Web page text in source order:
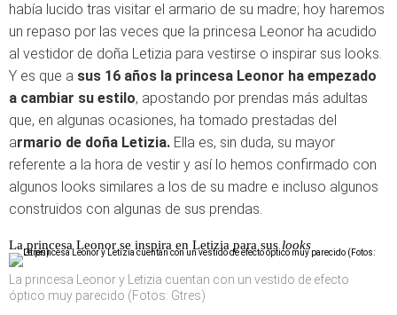
había lucido tras visitar el armario de su madre; hoy haremos
un repaso por las veces que la princesa Leonor ha acudido
al vestidor de doña Letizia para vestirse o inspirar sus looks.
Y es que a sus 16 años la princesa Leonor ha empezado
a cambiar su estilo, apostando por prendas más adultas
que, en algunas ocasiones, ha tomado prestadas del
armario de doña Letizia. Ella es, sin duda, su mayor
referente a la hora de vestir y así lo hemos confirmado con
algunos looks similares a los de su madre e incluso algunos
construidos con algunas de sus prendas.
La princesa Leonor se inspira en Letizia para sus looks
La princesa Leonor y Letizia cuentan con un vestido de efecto
óptico muy parecido (Fotos: Gtres)